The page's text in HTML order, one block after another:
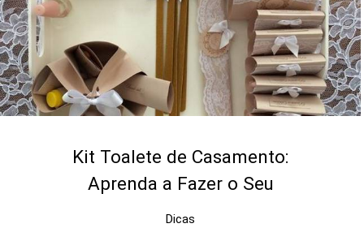
Kit Toalete de Casamento:
Aprenda a Fazer o Seu
Dicas